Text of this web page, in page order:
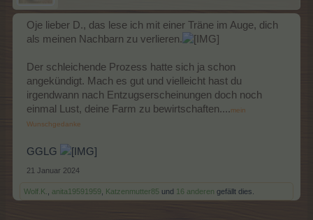
Oje lieber D., das lese ich mit einer Träne im Auge, dich
als meinen Nachbarn zu verlieren.
Der schleichende Prozess hatte sich ja schon
angekündigt. Mach es gut und vielleicht hast du
irgendwann nach Entzugserscheinungen doch noch
einmal Lust, deine Farm zu bewirtschaften....mein
Wunschgedanke
GGLG
21 Januar 2024
Wolf.K. anita19591959 Katzenmutter85 und 16 anderen gefällt dies.